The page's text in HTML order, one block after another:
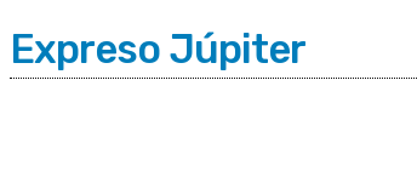
Expreso Júpiter